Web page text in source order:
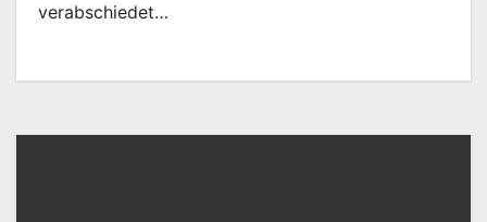
verabschiedet…